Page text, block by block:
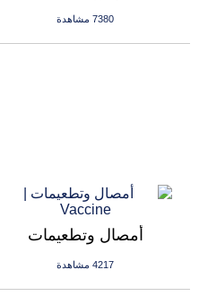
7380 مشاهدة
أمصال وتطعيمات
4217 مشاهدة